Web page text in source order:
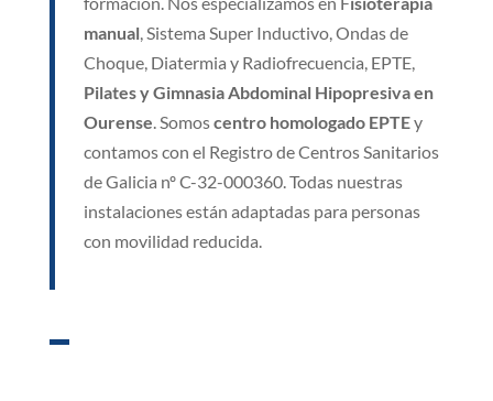
manual, Sistema Super Inductivo, Ondas de
Choque, Diatermia y Radiofrecuencia, EPTE,
Pilates y Gimnasia Abdominal Hipopresiva en
Ourense. Somoscentro homologado EPTEy
contamos con el Registro de Centros Sanitarios
de Galicia nº C-32-000360. Todas nuestras
instalaciones están adaptadas para personas
con movilidad reducida.